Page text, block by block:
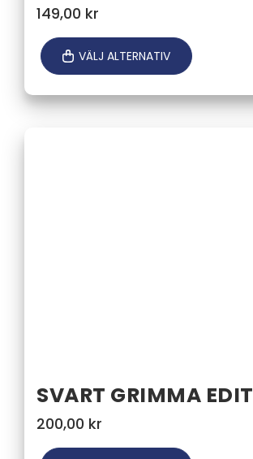
149,00 kr
VÄLJ ALTERNATIV
SVART GRIMMA EDIT
200,00 kr